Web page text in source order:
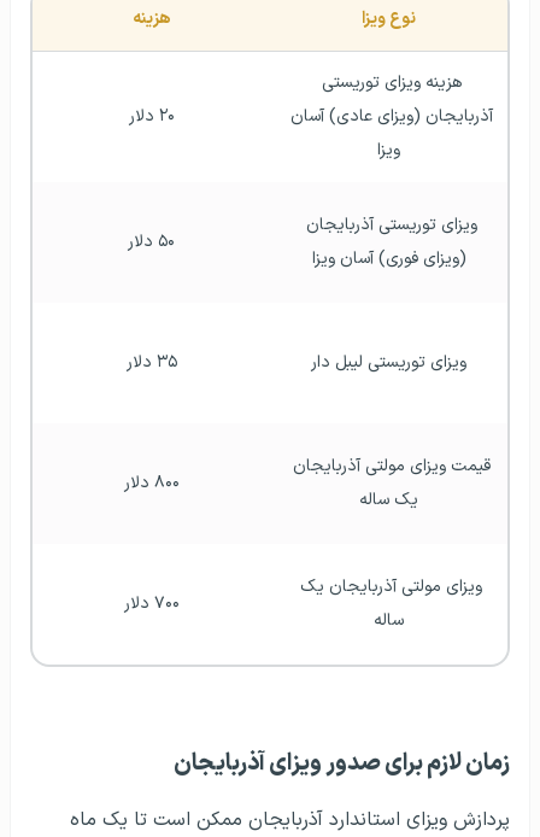
نوع ویزا هزینه
ویزا
۲۰ دلار
(ویزای فوری) آسان ویزا
۵۰ دلار
ویزای توریستی لیبل دار ۳۵ دلار
یک ساله
۸۰۰ دلار
ساله
۷۰۰ دلار
زمان لازم برای صدور ویزای آذربایجان
پردازش ویزای استاندارد آذربایجان ممکن است تا یک ماه